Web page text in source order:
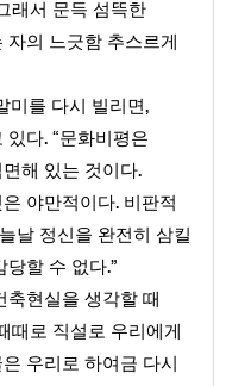
래서 문득 섬뜩한
의 느긋함 추스르게
미를 다시 빌리면,
있다. “문화비평은
해 있는 것이다.
야만적이다. 비판적
날 정신을 완전히 삼킬
당할 수 없다.”
축현실을 생각할 때
때로 직설로 우리에게
우리로 하여금 다시